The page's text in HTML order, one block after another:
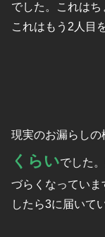
でした。これはち
これはもう2人目
現実のお漏らしの
くらいでした
づらくなってい
したら3に届いて